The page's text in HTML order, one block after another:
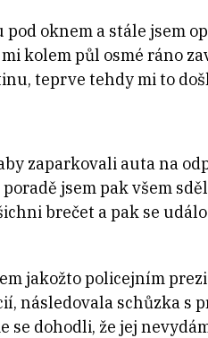
oknem a stále jsem
kolem půl osmé ráno
teprve tehdy mi to
zaparkovali auta na
jsem pak všem
brečet a pak se
jakožto policejním
následovala schůzka s
se dohodli, že jej